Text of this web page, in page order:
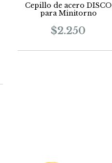
Cepillo de acero DISCO
para Minitorno
$2.250